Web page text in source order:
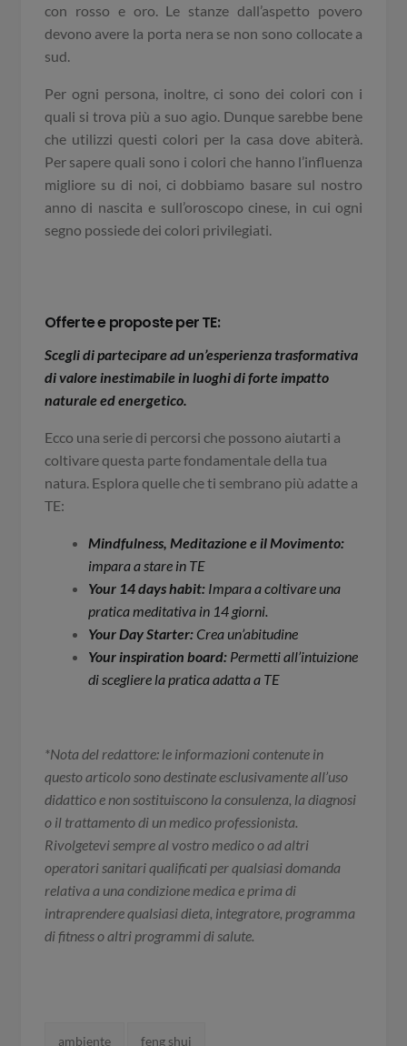
con rosso e oro. Le stanze dall’aspetto povero
devono avere la porta nera se non sono collocate a
sud.
Per ogni persona, inoltre, ci sono dei colori con i
quali si trova più a suo agio. Dunque sarebbe bene
che utilizzi questi colori per la casa dove abiterà.
Per sapere quali sono i colori che hanno l’influenza
migliore su di noi, ci dobbiamo basare sul nostro
anno di nascita e sull’oroscopo cinese, in cui ogni
segno possiede dei colori privilegiati.
Offerte e proposte per TE:
Scegli di partecipare ad un’esperienza trasformativa
di valore inestimabile in luoghi di forte impatto
naturale ed energetico.
Ecco una serie di percorsi che possono aiutarti a
coltivare questa parte fondamentale della tua
natura. Esplora quelle che ti sembrano più adatte a
TE:
Mindfulness, Meditazione e il Movimento:
impara a stare in TE
Your 14 days habit: Impara a coltivare una
pratica meditativa in 14 giorni.
Your Day Starter:Crea un’abitudine
Your inspiration board:Permetti all’intuizione
di scegliere la pratica adatta a TE
*Nota del redattore: le informazioni contenute in
questo articolo sono destinate esclusivamente all’uso
didattico e non sostituiscono la consulenza, la diagnosi
o il trattamento di un medico professionista.
Rivolgetevi sempre al vostro medico o ad altri
operatori sanitari qualificati per qualsiasi domanda
relativa a una condizione medica e prima di
intraprendere qualsiasi dieta, integratore, programma
di fitness o altri programmi di salute.
ambiente feng shui